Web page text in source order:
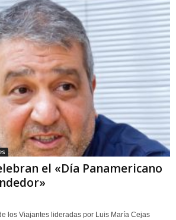
el «Día Panamericano
los Viajantes lideradas por Luis María Cejas